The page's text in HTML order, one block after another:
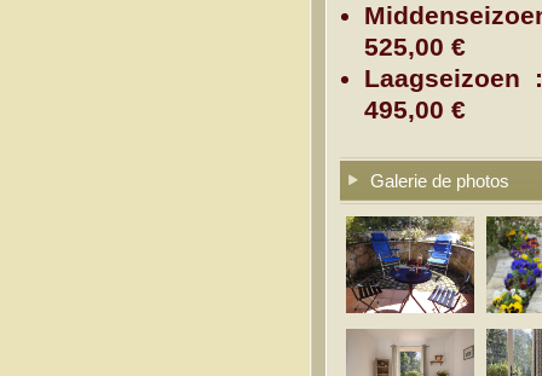
525,00 €
Laagseizoen :
495,00 €
Galerie de photos